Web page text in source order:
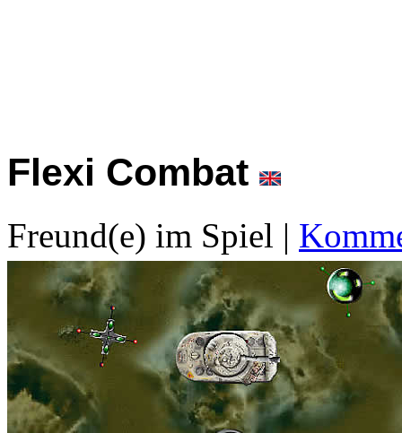
Flexi Combat
Freund(e) im Spiel |